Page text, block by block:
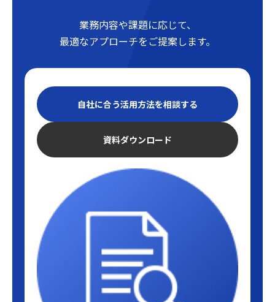
業務内容や課題に応じて、
最適なアプローチをご提案します。
自社に合う活用方法を相談する
資料ダウンロード